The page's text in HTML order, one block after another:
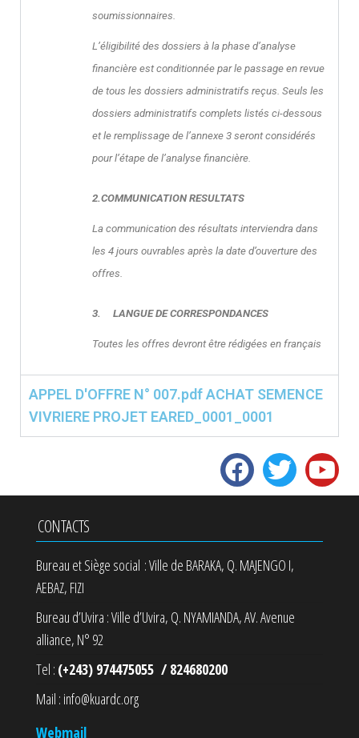
soumissionnaires.
L’éligibilité des dossiers à la phase d’analyse
financière est conditionnée par le passage en revue
de tous les dossiers administratifs reçus. Seuls les
dossiers administratifs complets listés ci-dessous
et le remplissage de l’annexe 3 seront considérés
pour l’étape de l’analyse financière.
2.COMMUNICATION RESULTATS
La communication des résultats interviendra dans
les 4 jours ouvrables après la date d’ouverture des
offres.
3. LANGUE DE CORRESPONDANCES
Toutes les offres devront être rédigées en français
APPEL D'OFFRE N° 007.pdf ACHAT SEMENCE
VIVRIERE PROJET EARED_0001_0001
CONTACTS
Bureau et Siège social : Ville de BARAKA, Q. MAJENGO I,
AEBAZ, FIZI
Bureau d’Uvira : Ville d’Uvira, Q. NYAMIANDA, AV. Avenue
alliance, N° 92
Tel : (+243) 974475055 / 824680200
Mail : info@kuardc.org
Webmail